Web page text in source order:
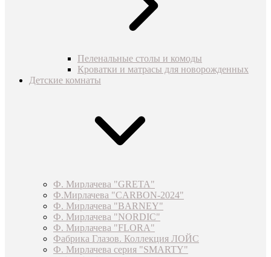
Пеленальные столы и комоды
Кроватки и матрасы для новорожденных
Детские комнаты
Ф. Мирлачева "GRETA"
Ф.Мирлачева "CARBON-2024"
Ф. Мирлачева "BARNEY"
Ф. Мирлачева "NORDIC"
Ф. Мирлачева "FLORA"
Фабрика Глазов. Коллекция ЛОЙС
Ф. Мирлачева серия "SMARTY"